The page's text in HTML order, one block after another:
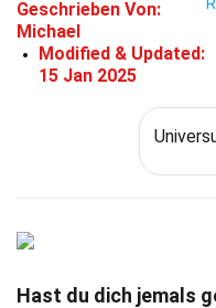
Geschrieben Von:
Michael
Modified & Updated:
15 Jan 2025
Hast du dich jemals